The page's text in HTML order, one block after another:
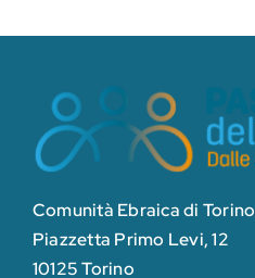
Comunità Ebraica di Torino
Piazzetta Primo Levi, 12
10125 Torino